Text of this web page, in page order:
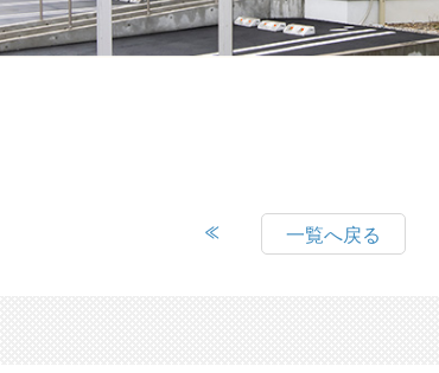
一覧へ戻る